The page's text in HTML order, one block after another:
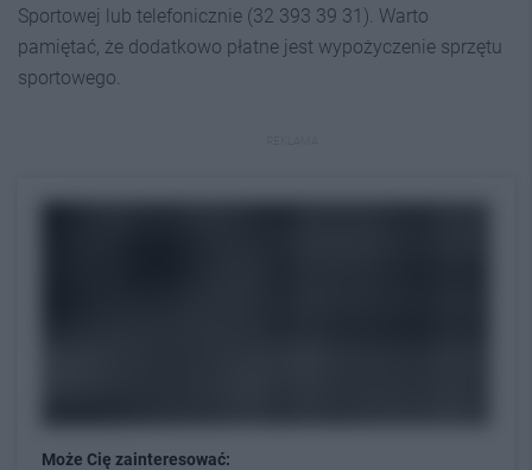
Sportowej lub telefonicznie (32 393 39 31). Warto
pamiętać, że dodatkowo płatne jest wypożyczenie sprzętu
sportowego.
Może Cię zainteresować: